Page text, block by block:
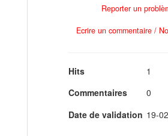
Reporter un
Ecrire un commentaire /
Hits
1
Commentaires
0
Date de validation 19-